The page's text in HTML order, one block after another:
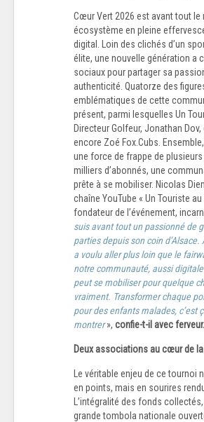
Cœur Vert 2026 est avant tout le
écosystème en pleine
digital. Loin des clichés d’un
élite, une nouvelle génération a
sociaux pour partager sa
authenticité. Quatorze des
emblématiques de cette
présent, parmi lesquelles Un
Directeur Golfeur, Jonathan
encore Zoé Fox.Cubs.
une force de frappe de
milliers d’abonnés, une
prête à se mobiliser. Nicolas
chaîne YouTube « Un Touriste
fondateur de l’événement,
suis avant tout un passionné de
parties depuis son coin
a voulu aller plus loin que le
notre communauté, aussi
peut se mobiliser pour quelque
vraiment. Transformer chaque
pour des enfants malades, c’est
montrer», confie-t-il avec ferveur.
Deux associations au cœur de
Le véritable enjeu de ce tournoi
en points, mais en sourires
L’intégralité des fonds
grande tombola nationale